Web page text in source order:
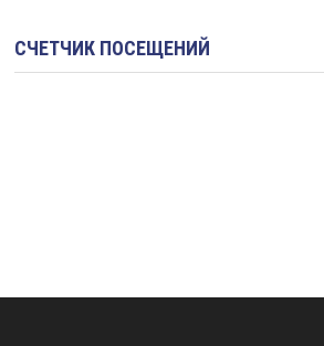
СЧЕТЧИК ПОСЕЩЕНИЙ